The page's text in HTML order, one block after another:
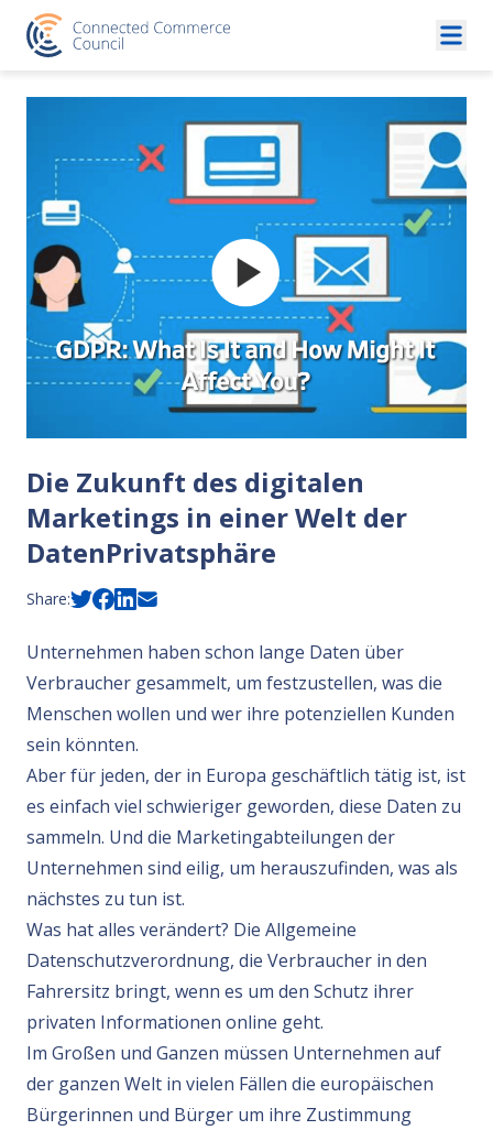
Skip to content
Die Zukunft des digitalen
Marketings in einer Welt der
DatenPrivatsphäre
Share:
Unternehmen haben schon lange Daten über
Verbraucher gesammelt, um festzustellen, was die
Menschen wollen und wer ihre potenziellen Kunden
sein könnten.
Aber für jeden, der in Europa geschäftlich tätig ist, ist
es einfach viel schwieriger geworden, diese Daten zu
sammeln. Und die Marketingabteilungen der
Unternehmen sind eilig, um herauszufinden, was als
nächstes zu tun ist.
Was hat alles verändert? Die Allgemeine
Datenschutzverordnung, die Verbraucher in den
Fahrersitz bringt, wenn es um den Schutz ihrer
privaten Informationen online geht.
Im Großen und Ganzen müssen Unternehmen auf
der ganzen Welt in vielen Fällen die europäischen
Bürgerinnen und Bürger um ihre Zustimmung